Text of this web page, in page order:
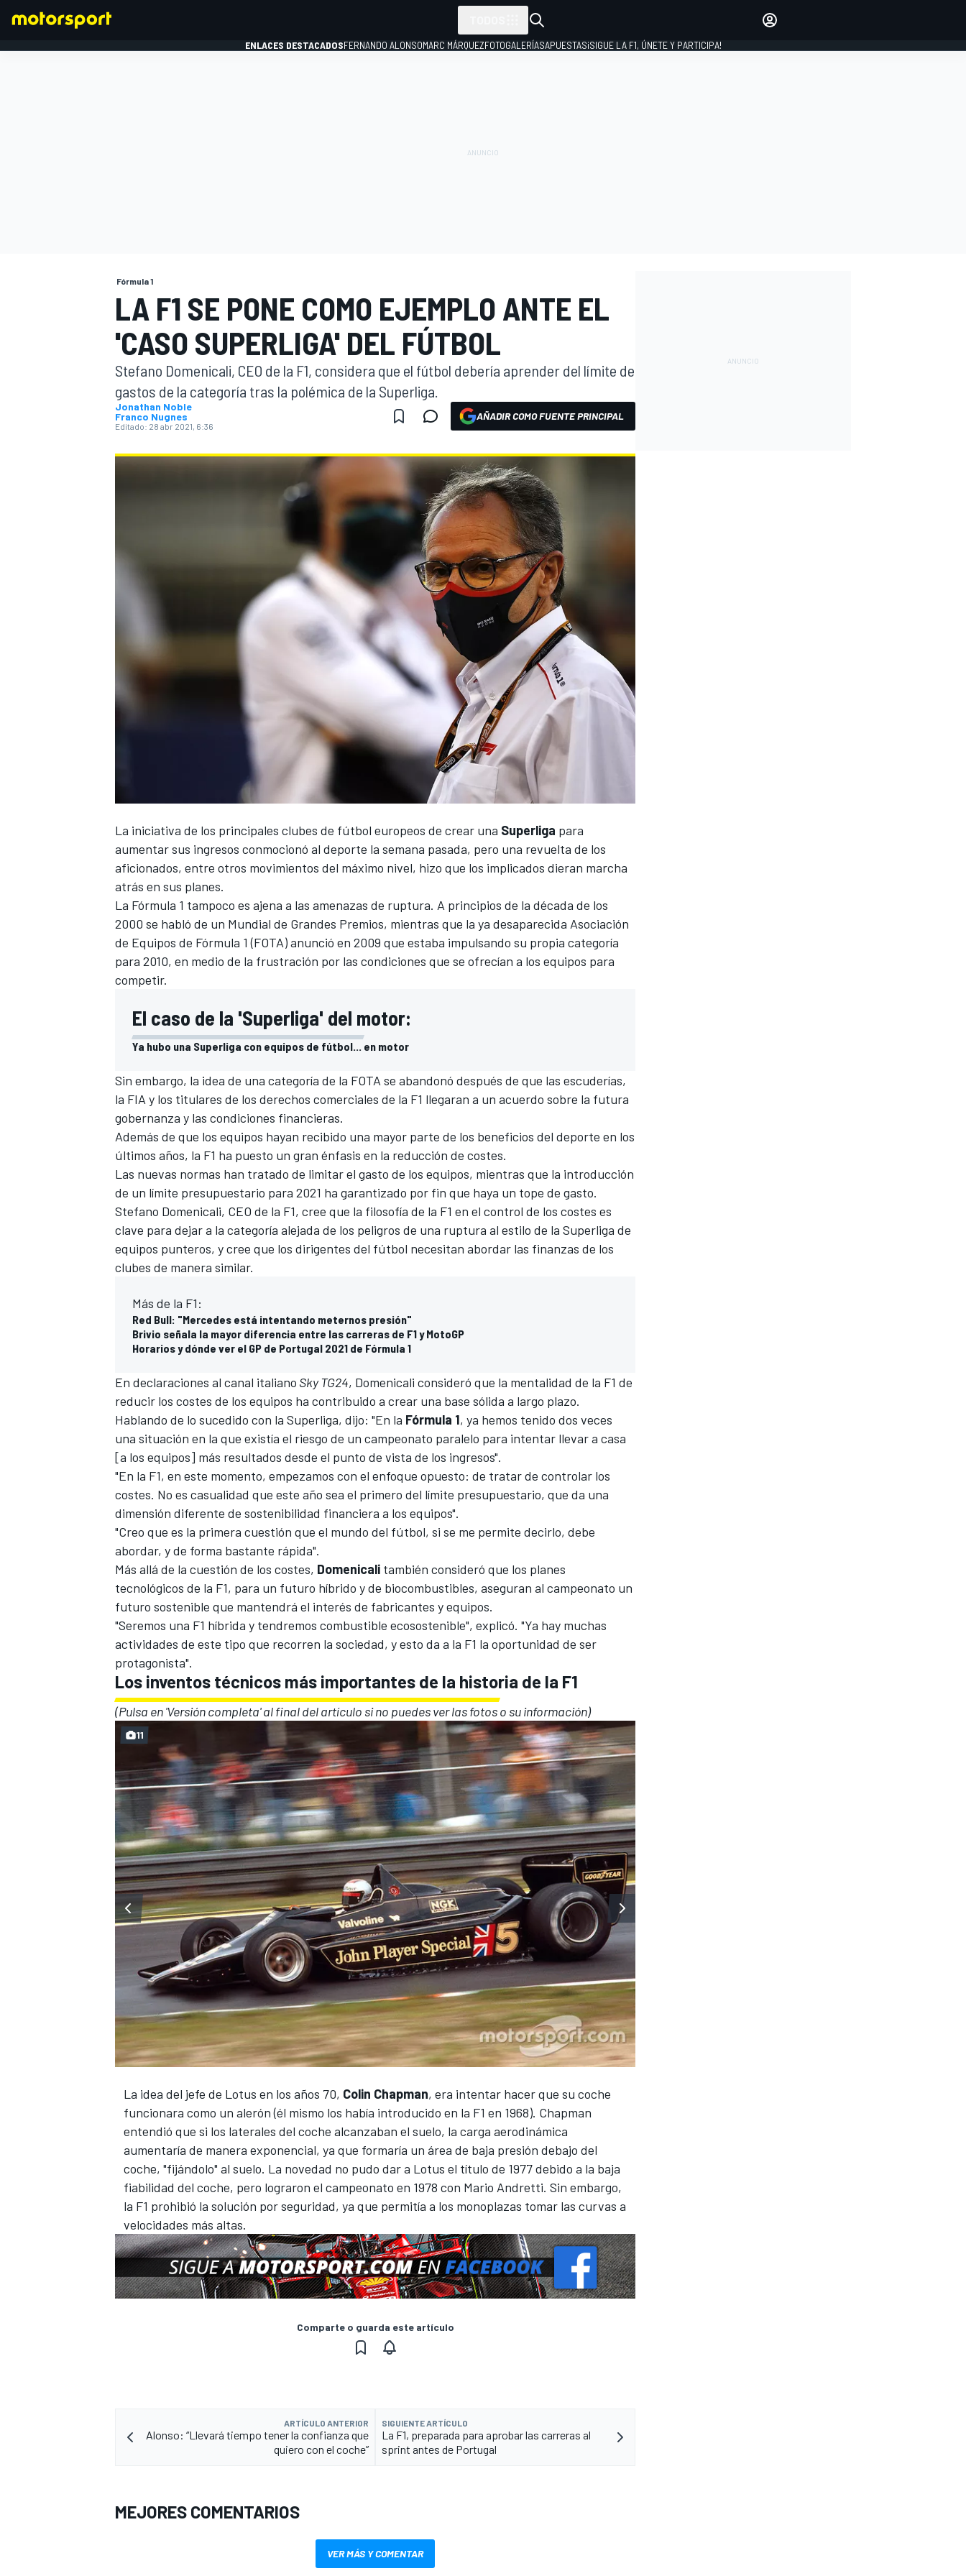
FÓRMULA E
MÁS CATEGORÍAS
ENLACES DESTACADOSFERNANDO ALONSOMARC MÁRQUEZFOTOGALERÍASAPUESTAS¡SIGUE LA F1, ÚNETE Y PARTICIPA!
Fórmula 1
LA F1 SE PONE COMO EJEMPLO ANTE EL
'CASO SUPERLIGA' DEL FÚTBOL
Stefano Domenicali, CEO de la F1, considera que el fútbol debería aprender del límite de
gastos de la categoría tras la polémica de la Superliga.
Jonathan Noble
Franco Nugnes
Editado: 28 abr 2021, 6:36
AÑADIR COMO FUENTE PRINCIPAL
La iniciativa de los principales clubes de fútbol europeos de crear una Superliga para
aumentar sus ingresos conmocionó al deporte la semana pasada, pero una revuelta de los
aficionados, entre otros movimientos del máximo nivel, hizo que los implicados dieran marcha
atrás en sus planes.
La Fórmula 1 tampoco es ajena a las amenazas de ruptura. A principios de la década de los
2000 se habló de un Mundial de Grandes Premios, mientras que la ya desaparecida Asociación
de Equipos de Fórmula 1 (FOTA) anunció en 2009 que estaba impulsando su propia categoría
para 2010, en medio de la frustración por las condiciones que se ofrecían a los equipos para
competir.
El caso de la 'Superliga' del motor:
Ya hubo una Superliga con equipos de fútbol... en motor
Sin embargo, la idea de una categoría de la FOTA se abandonó después de que las escuderías,
la FIA y los titulares de los derechos comerciales de la F1 llegaran a un acuerdo sobre la futura
gobernanza y las condiciones financieras.
Además de que los equipos hayan recibido una mayor parte de los beneficios del deporte en los
últimos años, la F1 ha puesto un gran énfasis en la reducción de costes.
Las nuevas normas han tratado de limitar el gasto de los equipos, mientras que la introducción
de un límite presupuestario para 2021 ha garantizado por fin que haya un tope de gasto.
Stefano Domenicali, CEO de la F1, cree que la filosofía de la F1 en el control de los costes es
clave para dejar a la categoría alejada de los peligros de una ruptura al estilo de la Superliga de
equipos punteros, y cree que los dirigentes del fútbol necesitan abordar las finanzas de los
clubes de manera similar.
Más de la F1:
Red Bull: "Mercedes está intentando meternos presión"
Brivio señala la mayor diferencia entre las carreras de F1 y MotoGP
Horarios y dónde ver el GP de Portugal 2021 de Fórmula 1
En declaraciones al canal italiano Sky TG24, Domenicali consideró que la mentalidad de la F1 de
reducir los costes de los equipos ha contribuido a crear una base sólida a largo plazo.
Hablando de lo sucedido con la Superliga, dijo: "En la Fórmula 1, ya hemos tenido dos veces
una situación en la que existía el riesgo de un campeonato paralelo para intentar llevar a casa
[a los equipos] más resultados desde el punto de vista de los ingresos".
"En la F1, en este momento, empezamos con el enfoque opuesto: de tratar de controlar los
costes. No es casualidad que este año sea el primero del límite presupuestario, que da una
dimensión diferente de sostenibilidad financiera a los equipos".
"Creo que es la primera cuestión que el mundo del fútbol, si se me permite decirlo, debe
abordar, y de forma bastante rápida".
Más allá de la cuestión de los costes, Domenicali también consideró que los planes
tecnológicos de la F1, para un futuro híbrido y de biocombustibles, aseguran al campeonato un
futuro sostenible que mantendrá el interés de fabricantes y equipos.
"Seremos una F1 híbrida y tendremos combustible ecosostenible", explicó. "Ya hay muchas
actividades de este tipo que recorren la sociedad, y esto da a la F1 la oportunidad de ser
protagonista".
Los inventos técnicos más importantes de la historia de la F1
(Pulsa en 'Versión completa' al final del artículo si no puedes ver las fotos o su información)
La idea del jefe de Lotus en los años 70, Colin Chapman, era intentar hacer que su coche
funcionara como un alerón (él mismo los había introducido en la F1 en 1968). Chapman
entendió que si los laterales del coche alcanzaban el suelo, la carga aerodinámica
aumentaría de manera exponencial, ya que formaría un área de baja presión debajo del
coche, "fijándolo" al suelo. La novedad no pudo dar a Lotus el título de 1977 debido a la baja
fiabilidad del coche, pero lograron el campeonato en 1978 con Mario Andretti. Sin embargo,
la F1 prohibió la solución por seguridad, ya que permitía a los monoplazas tomar las curvas a
velocidades más altas.
11
Comparte o guarda este artículo
ARTÍCULO ANTERIOR
Alonso: “Llevará tiempo tener la confianza que
quiero con el coche”
SIGUIENTE ARTÍCULO
La F1, preparada para aprobar las carreras al
sprint antes de Portugal
MEJORES COMENTARIOS
VER MÁS Y COMENTAR